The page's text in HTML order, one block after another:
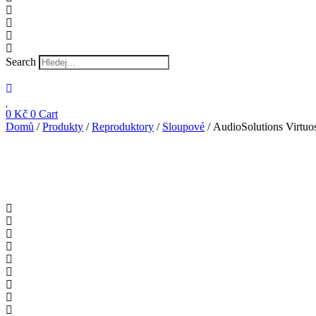
Search
0 Kč 0 Cart
Domů /Produkty /Reproduktory / Sloupové / AudioSolutions